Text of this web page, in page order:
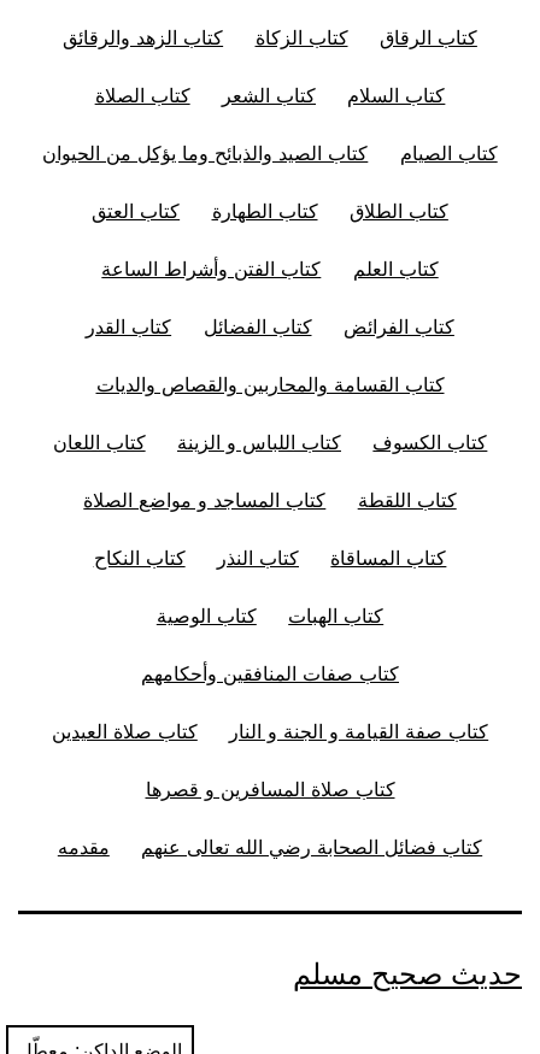
كتاب الرقاق كتاب الزكاة كتاب الزهد والرقائق
كتاب السلام كتاب الشعر كتاب الصلاة
كتاب الصيام كتاب الصيد والذبائح وما يؤكل من الحيوان
كتاب الطلاق كتاب الطهارة كتاب العتق
كتاب العلم كتاب الفتن وأشراط الساعة
كتاب الفرائض كتاب الفضائل كتاب القدر
كتاب القسامة والمحاربين والقصاص والديات
كتاب الكسوف كتاب اللباس و الزينة كتاب اللعان
كتاب اللقطة كتاب المساجد و مواضع الصلاة
كتاب المساقاة كتاب النذر كتاب النكاح
كتاب الهبات كتاب الوصية
كتاب صفات المنافقين وأحكامهم
كتاب صفة القيامة و الجنة و النار كتاب صلاة العيدين
كتاب صلاة المسافرين و قصرها
كتاب فضائل الصحابة رضي الله تعالى عنهم مقدمه
حديث صحيح مسلم